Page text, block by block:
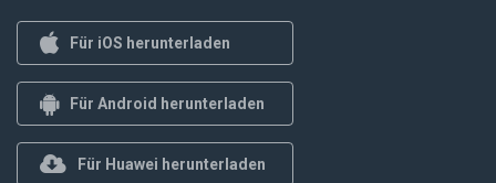
Für iOS herunterladen
Für Android herunterladen
Für Huawei herunterladen